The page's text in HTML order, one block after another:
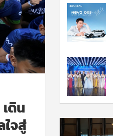
ดิน
จสู่